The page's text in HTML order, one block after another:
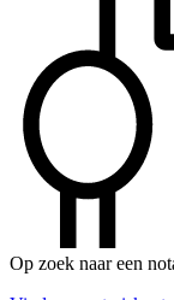
Op zoek naar een